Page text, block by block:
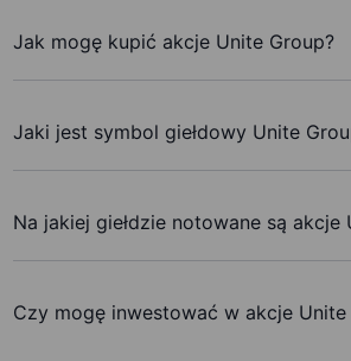
Jak mogę kupić akcje Unite Group?
Jaki jest symbol giełdowy Unite
Na jakiej giełdzie notowane są akcje
Czy mogę inwestować w akcje Unite